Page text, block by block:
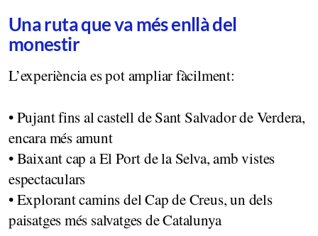
Una ruta que va més enllà del
monestir
L’experiència es pot ampliar fàcilment:
• Pujant fins al castell de Sant Salvador de Verdera,
encara més amunt
• Baixant cap a El Port de la Selva, amb vistes
espectaculars
• Explorant camins del Cap de Creus, un dels
paisatges més salvatges de Catalunya